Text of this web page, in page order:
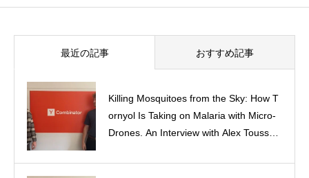
最近の記事 おすすめ記事
Killing Mosquitoes from the Sky: How T
ornyol Is Taking on Malaria with Micro-
Drones. An Interview with Alex Toussain
Class of 2027 – プロフィール